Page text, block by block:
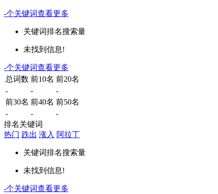
-个关键词查看更多
关键词排名搜索量
未找到信息!
-个关键词查看更多
总词数 前10名 前20名
-
-
-
前30名 前40名 前50名
-
-
-
排名关键词
热门 跌出 涨入 阿拉丁
关键词排名搜索量
未找到信息!
-个关键词查看更多